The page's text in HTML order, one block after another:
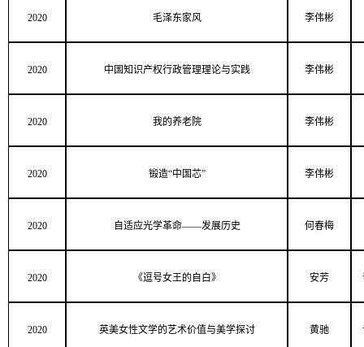
2020 毛泽东家风 李伟彬
2020 中国知识产权行政管理理论与实践 李伟彬
2020 我的养老院 李伟彬
2020 锻造“中国芯” 李伟彬
2020 自适应光学革命——发展历史 何春梅
2020 《逗号女王的自白》 安芳
2020 英美女性文学的艺术价值与美学探讨 黄驰